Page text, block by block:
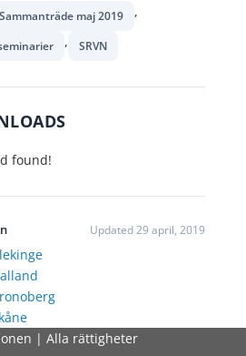
Sammanträde maj 2019 ,
, SRVN
found!
Updated 29 april, 2019
| Alla rättigheter